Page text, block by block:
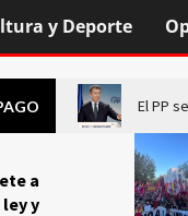
y Deporte
El PP
a
y